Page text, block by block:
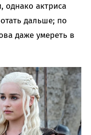
однако актриса
дальше; по
даже умереть в